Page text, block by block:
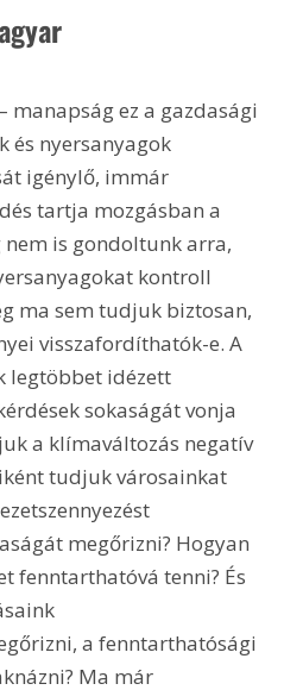
manapság ez a gazdasági
és nyersanyagok
igénylő, immár
tartja mozgásban a
is gondoltunk arra,
kontroll
ma sem tudjuk biztosan,
visszafordíthatók-e. A
legtöbbet idézett
sokaságát vonja
a klímaváltozás negatív
tudjuk városainkat
megőrizni? Hogyan
fenntarthatóvá tenni? És
a fenntarthatósági
Ma már